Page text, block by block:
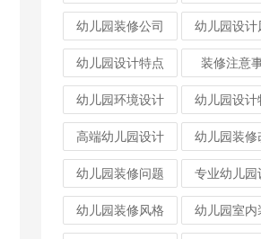
幼儿园装修公司 幼儿园设计
幼儿园设计特点 装修注意
幼儿园环境设计 幼儿园设计
高端幼儿园设计 幼儿园装修
幼儿园装修问题 专业幼儿园
幼儿园装修风格 幼儿园室内